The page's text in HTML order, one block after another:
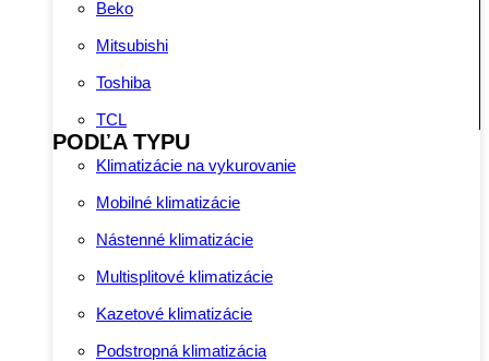
Beko
Mitsubishi
Toshiba
TCL
PODĽA TYPU
Klimatizácie na vykurovanie
Mobilné klimatizácie
Nástenné klimatizácie
Multisplitové klimatizácie
Kazetové klimatizácie
Podstropná klimatizácia